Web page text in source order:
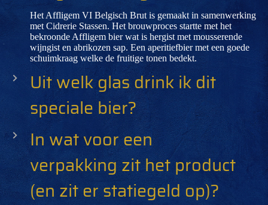
Het Affligem VI Belgisch Brut is gemaakt in samenwerking
met Cidrerie Stassen. Het brouwproces startte met het
bekroonde Affligem bier wat is hergist met mousserende
wijngist en abrikozen sap. Een aperitiefbier met een goede
schuimkraag welke de fruitige tonen bedekt.
Uit welk glas drink ik dit
speciale bier?
In wat voor een
verpakking zit het product
(en zit er statiegeld op)?